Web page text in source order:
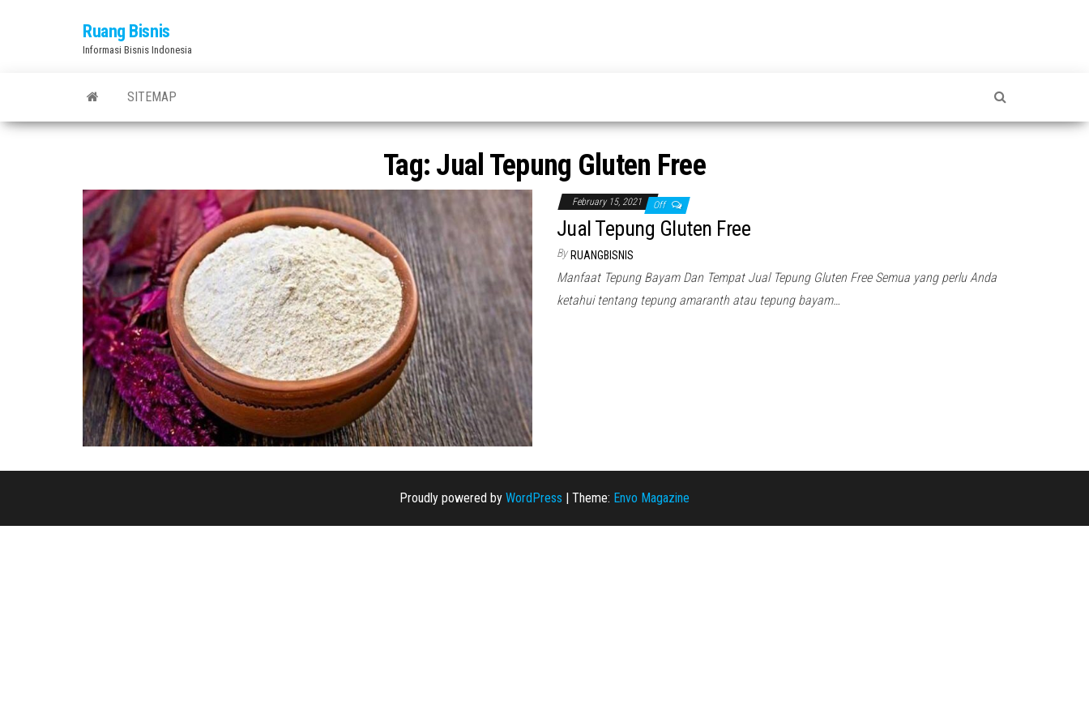
Ruang Bisnis
Informasi Bisnis Indonesia
SITEMAP
Tag: Jual Tepung Gluten Free
February 15, 2021 Off
Jual Tepung Gluten Free
By RUANGBISNIS
Manfaat Tepung Bayam Dan Tempat Jual Tepung Gluten Free Semua yang perlu Anda
ketahui tentang tepung amaranth atau tepung bayam…
Proudly powered by WordPress | Theme: Envo Magazine